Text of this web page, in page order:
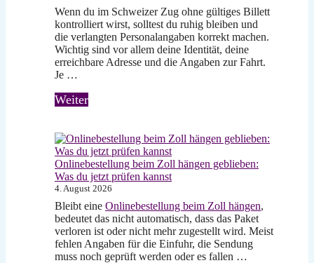
Wenn du im Schweizer Zug ohne gültiges Billett
kontrolliert wirst, solltest du ruhig bleiben und
die verlangten Personalangaben korrekt machen.
Wichtig sind vor allem deine Identität, deine
erreichbare Adresse und die Angaben zur Fahrt.
Je …
Weiter
Onlinebestellung beim Zoll hängen geblieben:
Was du jetzt prüfen kannst
4. August 2026
Bleibt eine Onlinebestellung beim Zoll hängen,
bedeutet das nicht automatisch, dass das Paket
verloren ist oder nicht mehr zugestellt wird. Meist
fehlen Angaben für die Einfuhr, die Sendung
muss noch geprüft werden oder es fallen …